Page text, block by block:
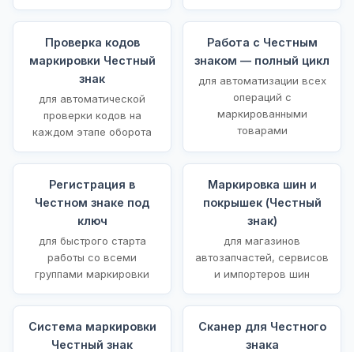
Проверка кодов
маркировки Честный
знак
для автоматической
проверки кодов на
каждом этапе оборота
Работа с Честным
знаком — полный цикл
для автоматизации всех
операций с
маркированными
товарами
Регистрация в
Честном знаке под
ключ
для быстрого старта
работы со всеми
группами маркировки
Маркировка шин и
покрышек (Честный
знак)
для магазинов
автозапчастей, сервисов
и импортеров шин
Система маркировки
Честный знак
Сканер для Честного
знака